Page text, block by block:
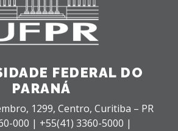
FEDERAL DO
PARANÁ
1299, Centro, Curitiba – PR
000 | +55(41) 3360-5000 |